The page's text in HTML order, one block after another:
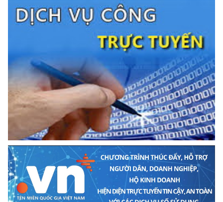
Số:
Bản tin số 29/2026
(Bản tin điện tử cải cách hành chính số 29/2026, từ ngày
27/7/2026 đến ngày 31/7/2026)
Ngày ban hành: (03/08/2026)
Số: Bản tin số 28/2026
Tên: (Bản tin điện tử cải cách hành chính số 28/2026, từ
ngày20/7/2026 đến ngày 24/7/2026)
Ngày ban hành: (27/07/2026)